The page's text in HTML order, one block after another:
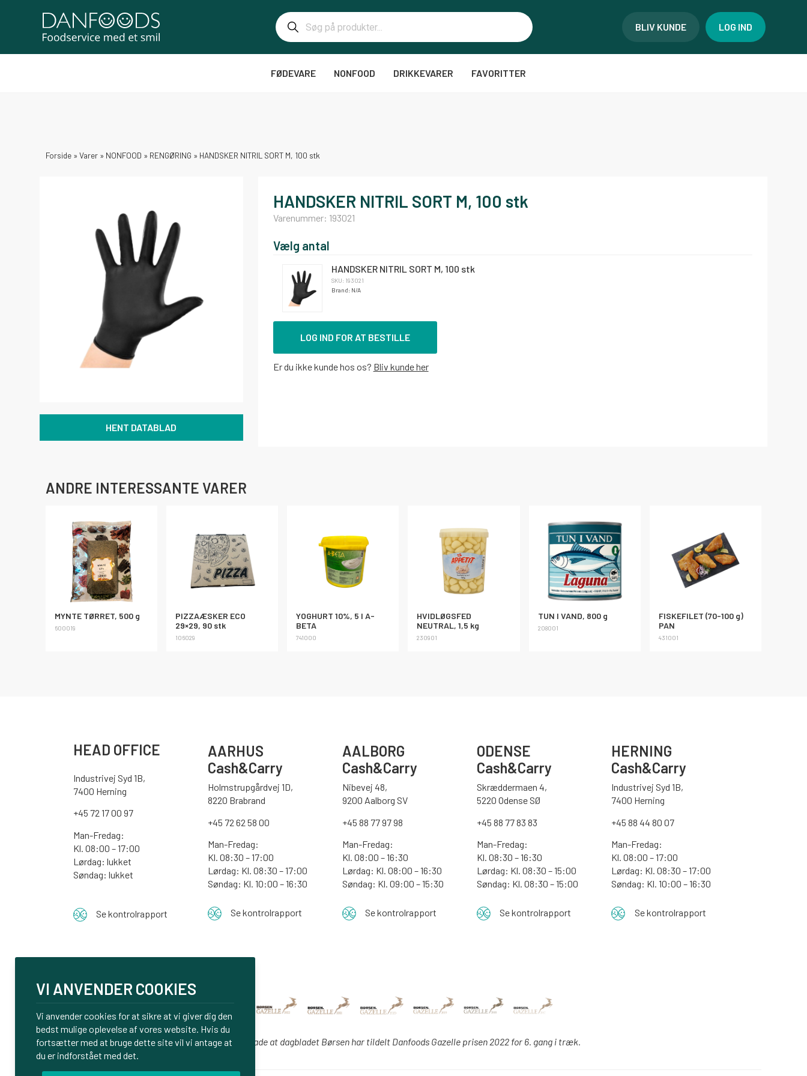
BLIV KUNDE LOG IND
FØDEVARE NONFOOD DRIKKEVARER FAVORITTER
Forside » Varer » NONFOOD » RENGØRING » HANDSKER NITRIL SORT M, 100 stk
HENT DATABLAD
HANDSKER NITRIL SORT M, 100 stk
Varenummer: 193021
Vælg antal
HANDSKER NITRIL SORT M, 100 stk
SKU: 193021
Brand: N/A
LOG IND FOR AT BESTILLE
Er du ikke kunde hos os? Bliv kunde her
ANDRE INTERESSANTE VARER
MYNTE TØRRET, 500 g
600019
PIZZAÆSKER ECO
29×29, 90 stk
106029
YOGHURT 10%, 5 l A-
BETA
741000
HVIDLØGSFED
NEUTRAL, 1,5 kg
230901
TUN I VAND, 800 g
208001
FISKEFILET (70-100 g)
PAN
431001
HEAD OFFICE
Industrivej Syd 1B,
7400 Herning
+45 72 17 00 97
Man-Fredag:
Kl. 08:00 – 17:00
Lørdag: lukket
Søndag: lukket
Se kontrolrapport
AARHUS
Cash&Carry
Holmstrupgårdvej 1D,
8220 Brabrand
+45 72 62 58 00
Man-Fredag:
Kl. 08:30 – 17:00
Lørdag: Kl. 08:30 – 17:00
Søndag: Kl. 10:00 – 16:30
Se kontrolrapport
AALBORG
Cash&Carry
Nibevej 48,
9200 Aalborg SV
+45 88 77 97 98
Man-Fredag:
Kl. 08:00 – 16:30
Lørdag: Kl. 08:00 – 16:30
Søndag: Kl. 09:00 – 15:30
Se kontrolrapport
ODENSE
Cash&Carry
Skræddermaen 4,
5220 Odense SØ
+45 88 77 83 83
Man-Fredag:
Kl. 08:30 – 16:30
Lørdag: Kl. 08:30 – 15:00
Søndag: Kl. 08:30 – 15:00
Se kontrolrapport
HERNING
Cash&Carry
Industrivej Syd 1B,
7400 Herning
+45 88 44 80 07
Man-Fredag:
Kl. 08:00 – 17:00
Lørdag: Kl. 08:30 – 17:00
Søndag: Kl. 10:00 – 16:30
Se kontrolrapport
Vi er glade at dagbladet Børsen har tildelt Danfoods Gazelle prisen 2022 for 6. gang i træk.
VI ANVENDER COOKIES
Vi anvender cookies for at sikre at vi giver dig den
bedst mulige oplevelse af vores website. Hvis du
fortsætter med at bruge dette site vil vi antage at
du er indforstået med det.